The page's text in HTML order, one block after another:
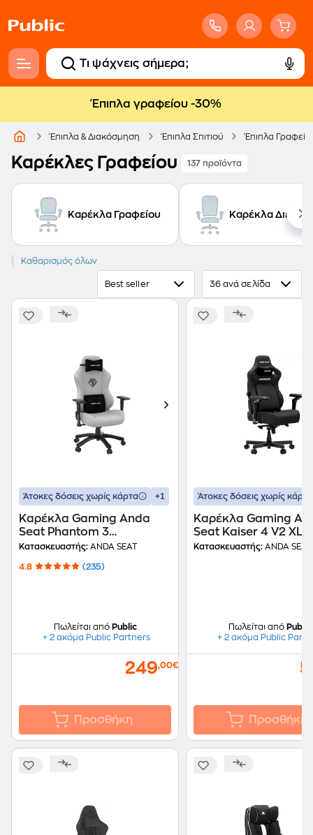
Έπιπλα γραφείου -30%
Έπιπλα & Διακόσμηση Έπιπλα Σπιτιού Έπιπλα
Καρέκλες Γραφείου 137 προϊόντα
Καρέκλα Γραφείου Καρέκλα
Ύφασμα Μεταλλική βάση
Καθαρισμός όλων
Best seller 36 ανά σελίδα
Άτοκες δόσεις χωρίς κάρτα +1
Καρέκλα Gaming Anda
Seat Phantom 3
Υφασμάτινη - Ash Gray
Κατασκευαστής: ANDA SEAT
4.8 (235)
Πωλείται από Public
+ 2 ακόμα Public Partners
249,00€
Προσθήκη
Άτοκες δόσεις χωρίς κάρτα
Καρέκλα Gaming
Seat Kaiser 4 V2
με 6D Μπράτσα
Κατασκευαστής: ANDA SEAT
Πωλείται από Public
+ 2 ακόμα Public
Προσθήκη